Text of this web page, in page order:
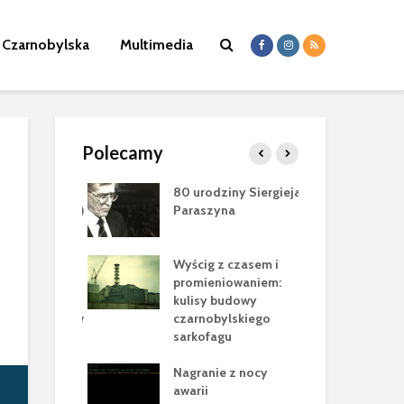
Multimedia
Polecamy
80 urodziny Siergieja
Paraszyna
Wyścig z czasem i
promieniowaniem:
kulisy budowy
czarnobylskiego
sarkofagu
Nagranie z nocy
awarii